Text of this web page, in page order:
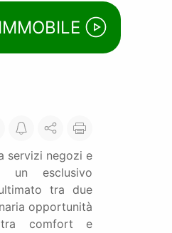
servizi negozi e
un esclusivo
tra due
opportunità
tra comfort e